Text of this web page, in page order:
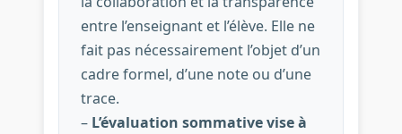
entre l’enseignant et l’élève. Elle ne
fait pas nécessairement l’objet d’un
cadre formel, d’une note ou d’une
trace.
– L’évaluation sommative vise à